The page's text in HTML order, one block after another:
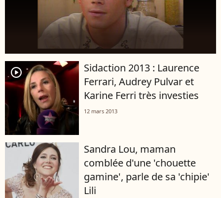
player2
Sidaction 2013 : Laurence
Ferrari, Audrey Pulvar et
Karine Ferri très investies
12 mars 2013
Sandra Lou, maman
comblée d'une 'chouette
gamine', parle de sa 'chipie'
Lili